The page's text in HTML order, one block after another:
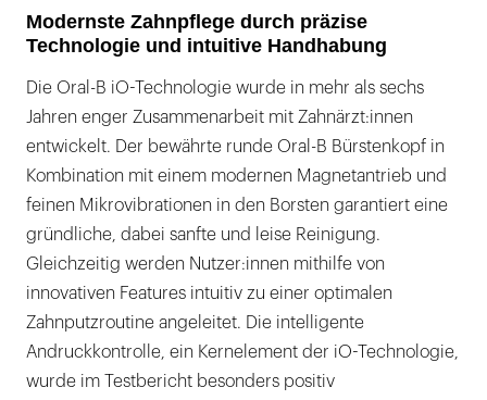
Modernste Zahnpflege durch präzise
Technologie und intuitive Handhabung
Die Oral-B iO-Technologie wurde in mehr als sechs
Jahren enger Zusammenarbeit mit Zahnärzt:innen
entwickelt. Der bewährte runde Oral-B Bürstenkopf in
Kombination mit einem modernen Magnetantrieb und
feinen Mikrovibrationen in den Borsten garantiert eine
gründliche, dabei sanfte und leise Reinigung.
Gleichzeitig werden Nutzer:innen mithilfe von
innovativen Features intuitiv zu einer optimalen
Zahnputzroutine angeleitet. Die intelligente
Andruckkontrolle, ein Kernelement der iO-Technologie,
wurde im Testbericht besonders positiv